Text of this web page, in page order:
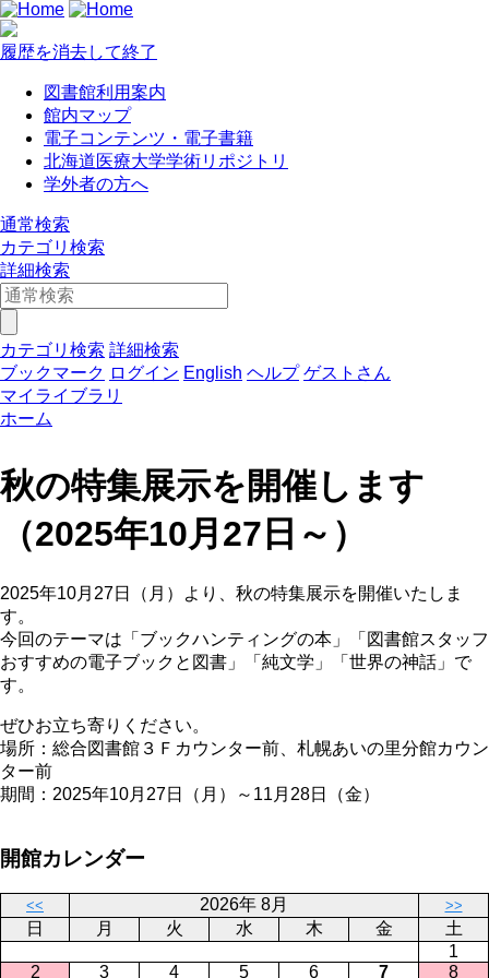
履歴を消去して終了
図書館利用案内
館内マップ
電子コンテンツ・電子書籍
北海道医療大学学術リポジトリ
学外者の方へ
通常検索
カテゴリ検索
詳細検索
カテゴリ検索 詳細検索
ブックマーク ログイン English ヘルプ ゲストさん
マイライブラリ
ホーム
秋の特集展示を開催します
（2025年10月27日～）
2025年10月27日（月）より、秋の特集展示を開催いたしま
す。
今回のテーマは「ブックハンティングの本」「図書館スタッフ
おすすめの電子ブックと図書」「純文学」「世界の神話」で
す。
ぜひお立ち寄りください。
場所：総合図書館３Ｆカウンター前、札幌あいの里分館カウン
ター前
期間：2025年10月27日（月）～11月28日（金）
開館カレンダー
<< 2026年 8月 >>
日 月 火 水 木 金
土
1
2
3 4 5 6 7 8